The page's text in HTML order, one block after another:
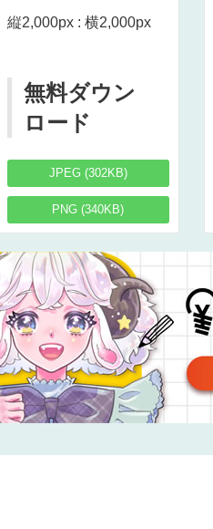
縦2,000px : 横2,000px
無料ダウン
ロード
JPEG (302KB)
PNG (340KB)